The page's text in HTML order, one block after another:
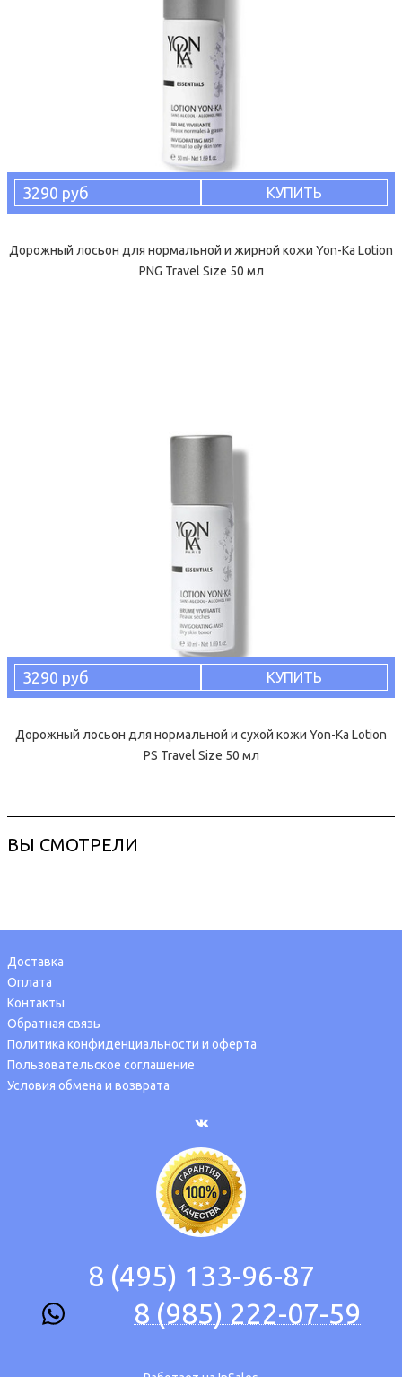
3290 руб КУПИТЬ
Дорожный лосьон для нормальной и жирной кожи Yon-Ka Lotion
PNG Travel Size 50 мл
3290 руб КУПИТЬ
Дорожный лосьон для нормальной и сухой кожи Yon-Ka Lotion
PS Travel Size 50 мл
ВЫ СМОТРЕЛИ
Доставка
Оплата
Контакты
Обратная связь
Политика конфиденциальности и оферта
Пользовательское соглашение
Условия обмена и возврата
8 (495) 133-96-87
8 (985) 222-07-59